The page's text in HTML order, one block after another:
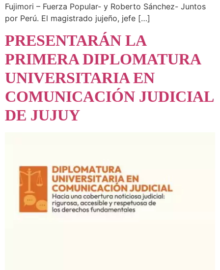
Fujimori – Fuerza Popular- y Roberto Sánchez- Juntos
por Perú. El magistrado jujeño, jefe […]
PRESENTARÁN LA
PRIMERA DIPLOMATURA
UNIVERSITARIA EN
COMUNICACIÓN JUDICIAL
DE JUJUY